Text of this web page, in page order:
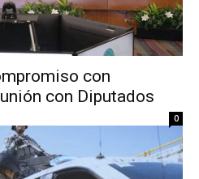
con
con Diputados
0